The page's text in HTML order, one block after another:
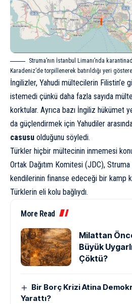
Struma’nın İstanbul Limanı’nda
Karadeniz’de torpillenerek batırıldığı yeri
İngilizler, Yahudi mültecilerin Filistin’e
istemedi çünkü daha fazla sayıda
korktular. Ayrıca bazı İngiliz hükümet
da güçlendirmek için Yahudiler
casusu olduğunu söyledi.
Türkler hiçbir mültecinin inmemesi
Ortak Dağıtım Komitesi (JDC),
kendilerinin finanse edeceği bir kamp
Türklerin eli kolu bağlıydı.
More Read
Milattan
Büyük
Çöktü?
Bir Borç Krizi Atina
Yarattı?